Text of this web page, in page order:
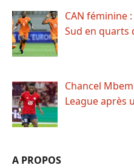
CAN féminine
Sud en quarts
Chancel
League après
A PROPOS